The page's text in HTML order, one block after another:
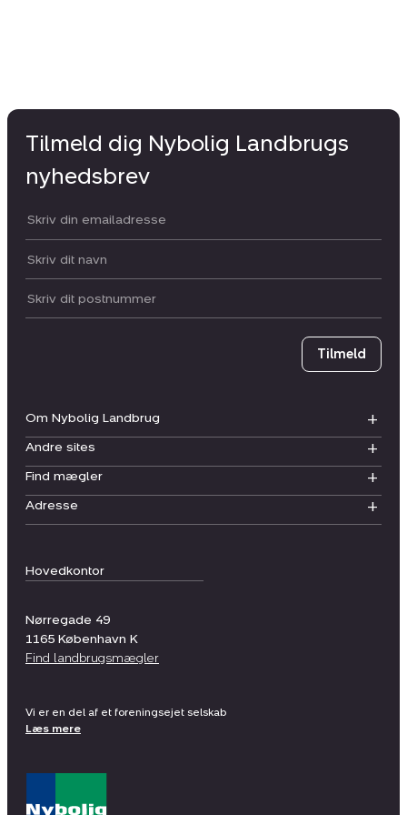
Hovedkontor
Nørregade 49
1165 København K
Find landbrugsmægler
Om Nybolig Landbrug
Andre sites
Find mægler
Adresse
Tilmeld dig Nybolig Landbrugs
nyhedsbrev
Din email:
Dit navn:
Postnummer
Tilmeld
Vi er en del af et foreningsejet selskab
Læs mere